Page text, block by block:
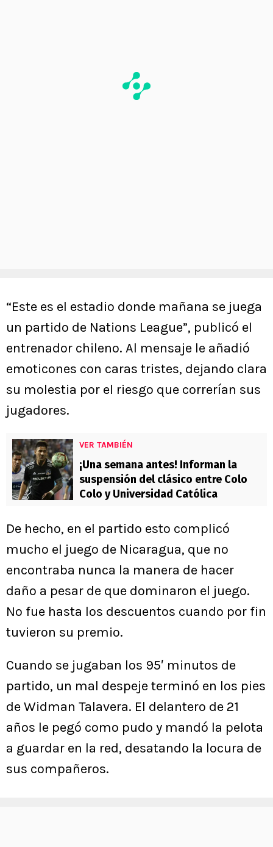
“Este es el estadio donde mañana se juega
un partido de Nations League”, publicó el
entrenador chileno. Al mensaje le añadió
emoticones con caras tristes, dejando clara
su molestia por el riesgo que correrían sus
jugadores.
VER TAMBIÉN
¡Una semana antes! Informan la
suspensión del clásico entre Colo
Colo y Universidad Católica
De hecho, en el partido esto complicó
mucho el juego de Nicaragua, que no
encontraba nunca la manera de hacer
daño a pesar de que dominaron el juego.
No fue hasta los descuentos cuando por fin
tuvieron su premio.
Cuando se jugaban los 95′ minutos de
partido, un mal despeje terminó en los pies
de Widman Talavera. El delantero de 21
años le pegó como pudo y mandó la pelota
a guardar en la red, desatando la locura de
sus compañeros.